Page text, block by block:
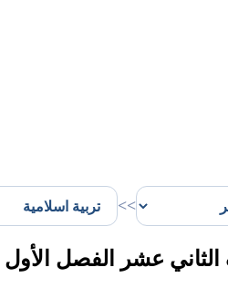
>>
عشر الفصل الأول